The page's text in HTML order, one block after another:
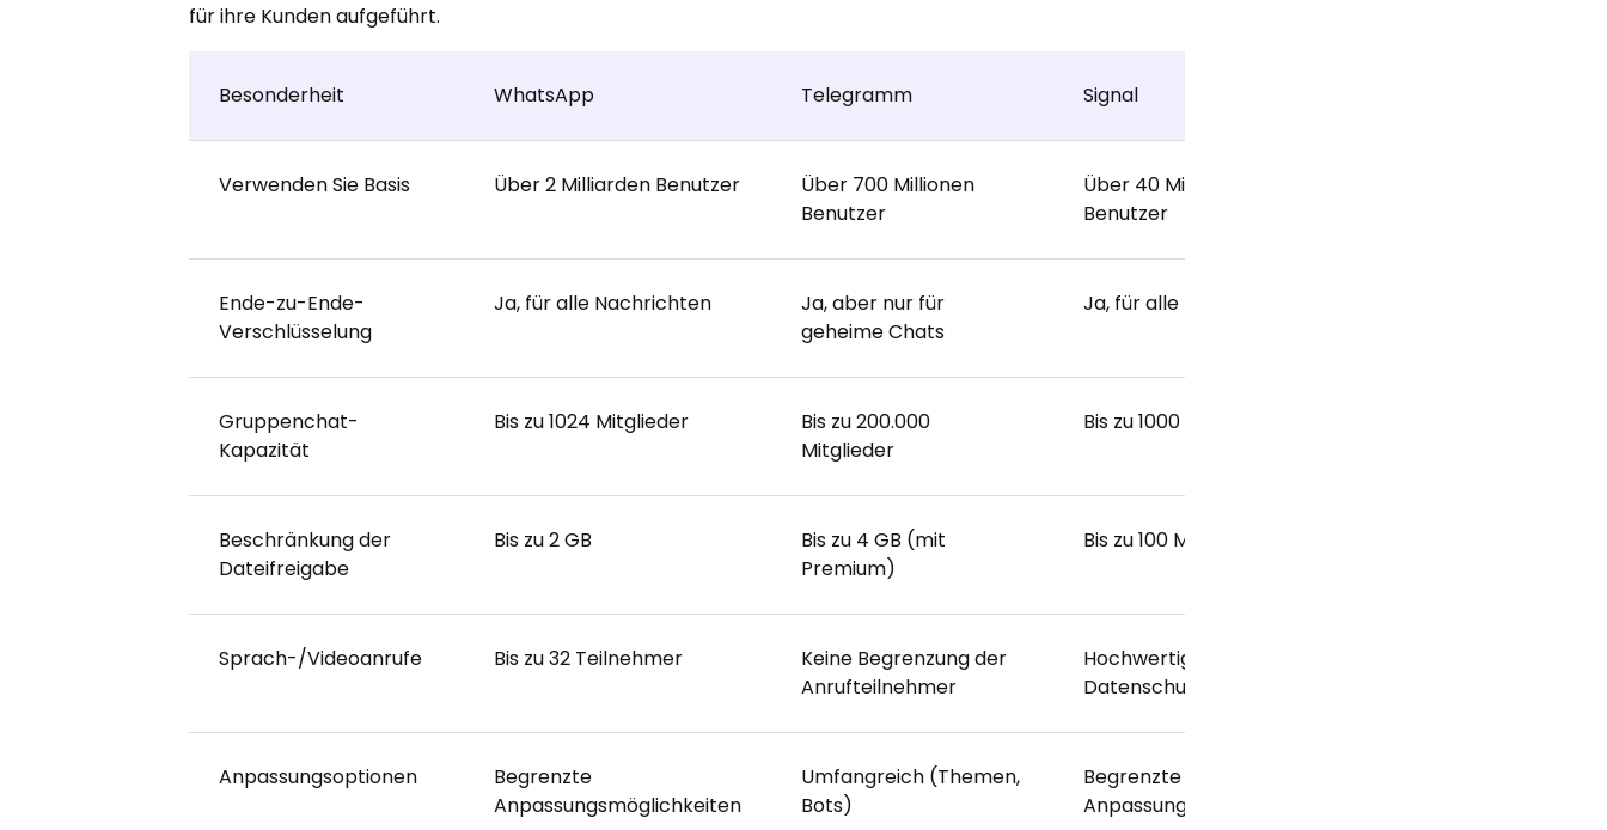
für ihre Kunden aufgeführt.
Besonderheit WhatsApp Telegramm Signal
Verwenden Sie Basis Über 2 Milliarden Benutzer
Über 700 Millionen
Benutzer
Über 40 Millionen
Benutzer
Ende-zu-Ende-
Verschlüsselung
Ja, für alle Nachrichten
Ja, aber nur für
geheime Chats
Ja, für alle Nachrichten
Gruppenchat-
Kapazität
Bis zu 1024 Mitglieder
Bis zu 200.000
Mitglieder
Bis zu 1000 Mitglieder
Beschränkung der
Dateifreigabe
Bis zu 2 GB
Bis zu 4 GB (mit
Premium)
Bis zu 100 MB
Sprach-/Videoanrufe Bis zu 32 Teilnehmer
Keine Begrenzung der
Anrufteilnehmer
Hochwertige Anrufe mit
Datenschutzfunktionen
Anpassungsoptionen
Begrenzte
Anpassungsmöglichkeiten
Umfangreich (Themen,
Bots)
Begrenzte
Anpassungsmöglichkeiten